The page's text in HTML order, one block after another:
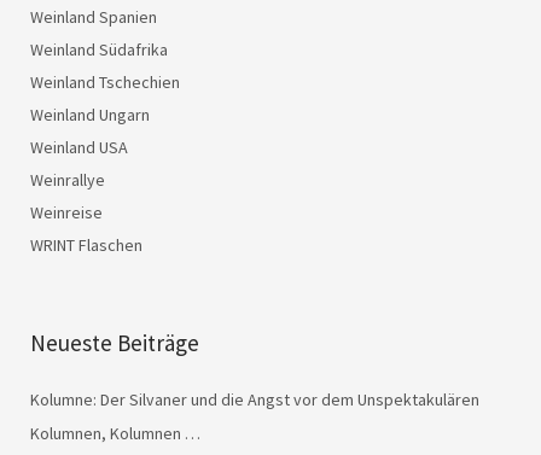
Weinland Spanien
Weinland Südafrika
Weinland Tschechien
Weinland Ungarn
Weinland USA
Weinrallye
Weinreise
WRINT Flaschen
Neueste Beiträge
Kolumne: Der Silvaner und die Angst vor dem Unspektakulären
Kolumnen, Kolumnen …